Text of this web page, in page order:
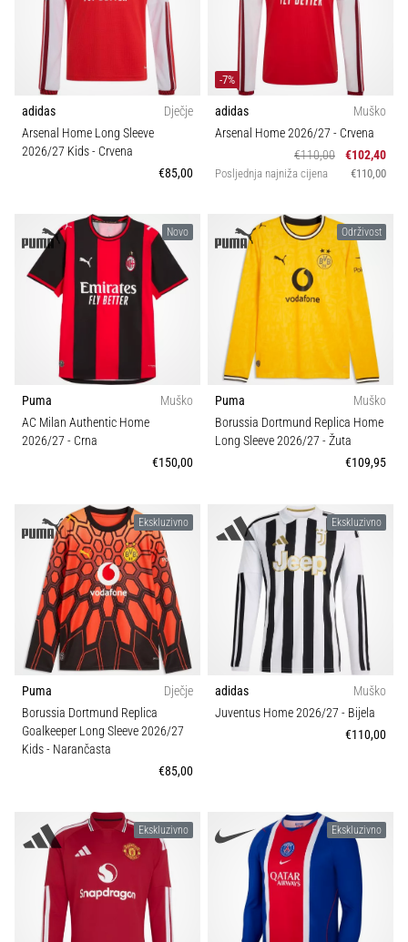
adidas
Dječje
Arsenal Home Long Sleeve
2026/27 Kids- Crvena
€85,00
-7%
adidas
Muško
Arsenal Home 2026/27 - Crvena
€110,00
€102,40
Posljednja najniža cijena €110,00
Novo
Puma
Muško
AC Milan Authentic Home
2026/27 - Crna
€150,00
Održivost
Puma
Muško
Borussia Dortmund Replica Home
Long Sleeve 2026/27 - Žuta
€109,95
Ekskluzivno
Puma
Dječje
Borussia Dortmund Replica
Goalkeeper Long Sleeve 2026/27
Kids- Narančasta
€85,00
Ekskluzivno
adidas
Muško
Juventus Home 2026/27 - Bijela
€110,00
Ekskluzivno Ekskluzivno